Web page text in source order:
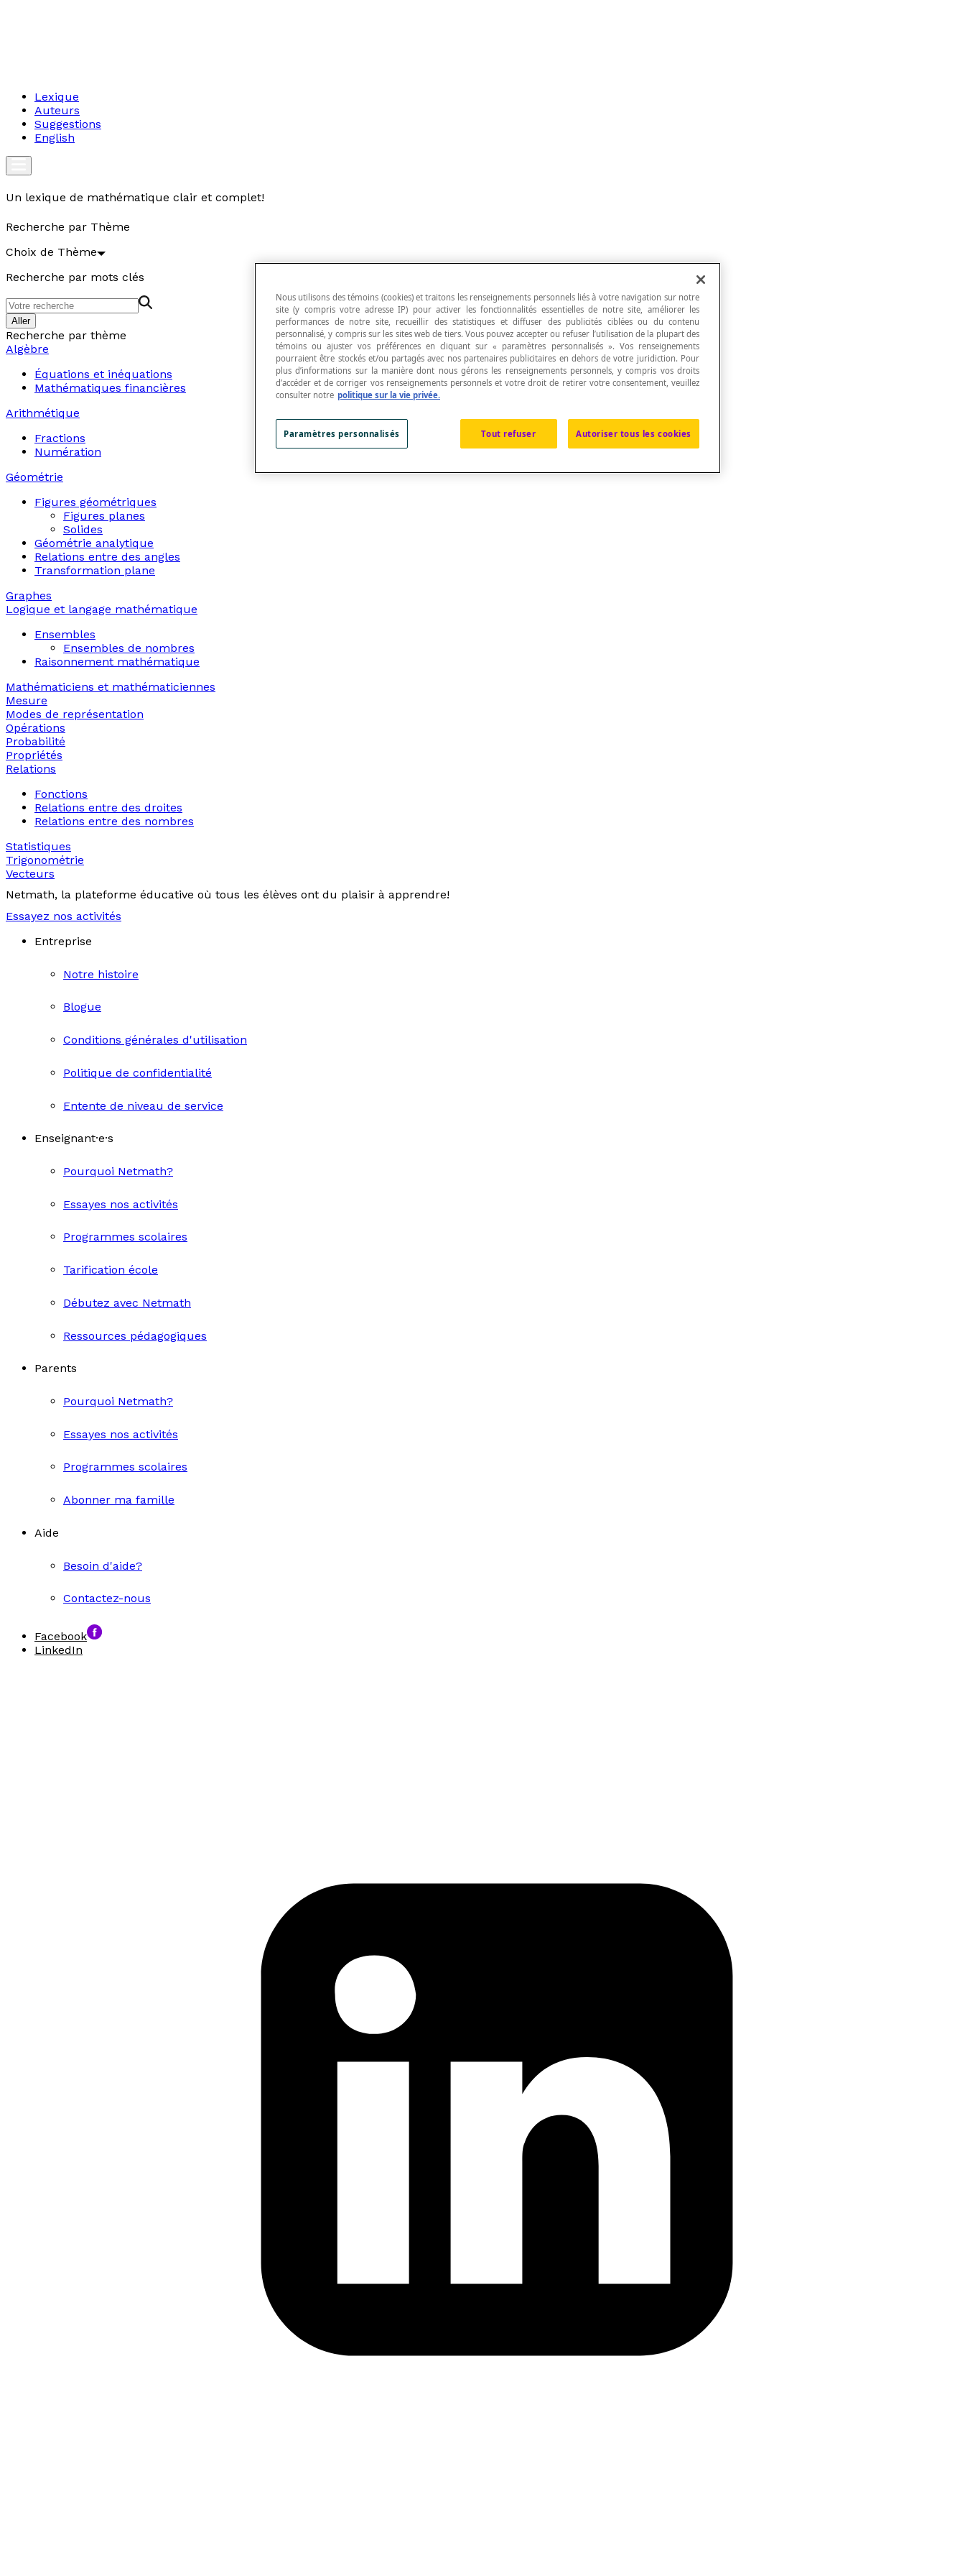
Lexique
Auteurs
Suggestions
English
Un lexique de mathématique clair et complet!
Recherche par Thème
Choix de Thème
Recherche par mots clés
Aller
Recherche par thème
Algèbre
Équations et inéquations
Mathématiques financières
Arithmétique
Fractions
Numération
Géométrie
Figures géométriques
Figures planes
Solides
Géométrie analytique
Relations entre des angles
Transformation plane
Graphes
Logique et langage mathématique
Ensembles
Ensembles de nombres
Raisonnement mathématique
Mathématiciens et mathématiciennes
Mesure
Modes de représentation
Opérations
Probabilité
Propriétés
Relations
Fonctions
Relations entre des droites
Relations entre des nombres
Statistiques
Trigonométrie
Vecteurs
Netmath, la plateforme éducative où tous les élèves ont du plaisir à apprendre!
Essayez nos activités
Entreprise
Notre histoire
Blogue
Conditions générales d'utilisation
Politique de confidentialité
Entente de niveau de service
Enseignant·e·s
Pourquoi Netmath?
Essayes nos activités
Programmes scolaires
Tarification école
Débutez avec Netmath
Ressources pédagogiques
Parents
Pourquoi Netmath?
Essayes nos activités
Programmes scolaires
Abonner ma famille
Aide
Besoin d'aide?
Contactez-nous
Facebook
LinkedIn
Nous utilisons des témoins (cookies) et traitons les renseignements personnels liés à votre navigation sur notre
site (y compris votre adresse IP) pour activer les fonctionnalités essentielles de notre site, améliorer les
performances de notre site, recueillir des statistiques et diffuser des publicités ciblées ou du contenu
personnalisé, y compris sur les sites web de tiers. Vous pouvez accepter ou refuser l’utilisation de la plupart des
témoins ou ajuster vos préférences en cliquant sur « paramètres personnalisés ». Vos renseignements
pourraient être stockés et/ou partagés avec nos partenaires publicitaires en dehors de votre juridiction. Pour
plus d’informations sur la manière dont nous gérons les renseignements personnels, y compris vos droits
d’accéder et de corriger vos renseignements personnels et votre droit de retirer votre consentement, veuillez
consulter notre politique sur la vie privée.
Tout refuser Autoriser tous les cookies
Paramètres personnalisés